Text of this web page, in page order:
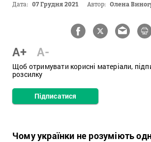
Дата: 07 Грудня 2021 Автор: Олена
A+ A-
Щоб отримувати корисні матеріали,
розсилку
Підписатися
Чому українки не розуміють